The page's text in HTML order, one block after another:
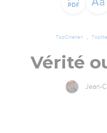
TopChrétien
Vérité
Jean-